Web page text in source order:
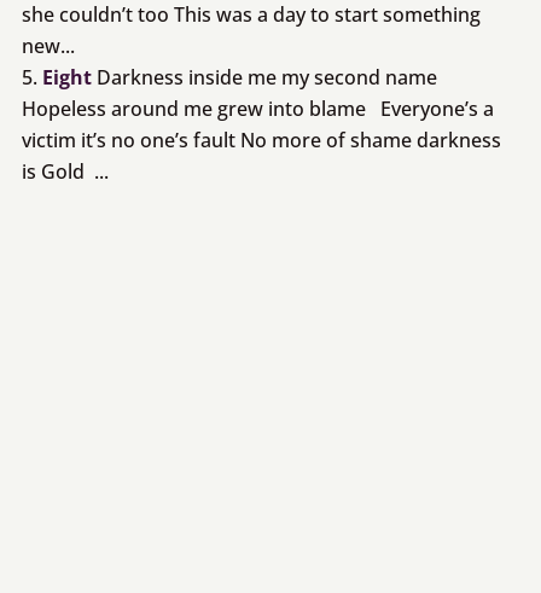
she couldn’t too This was a day to start something
new...
Eight Darkness inside me my second name
Hopeless around me grew into blame Everyone’s a
victim it’s no one’s fault No more of shame darkness
is Gold ...